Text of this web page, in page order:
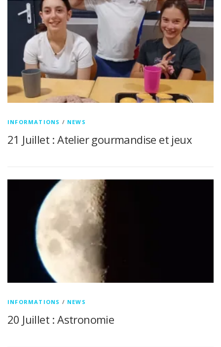
INFORMATIONS / NEWS
21 Juillet : Atelier gourmandise et jeux
INFORMATIONS / NEWS
20 Juillet : Astronomie